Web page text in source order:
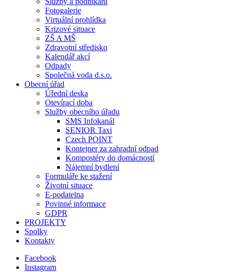
Fotogalerie
Virtuální prohlídka
Krizové situace
ZŠ A MŠ
Zdravotní středisko
Kalendář akcí
Odpady
Společná voda d.s.o.
Obecní úřad
Úřední deska
Otevírací doba
Služby obecního úřadu
SMS Infokanál
SENIOR Taxi
Czech POINT
Kontejner za zahradní odpad
Kompostéry do domácností
Nájemní bydlení
Formuláře ke stažení
Životní situace
E-podatelna
Povinné informace
GDPR
PROJEKTY
Spolky
Kontakty
Facebook
Instagram